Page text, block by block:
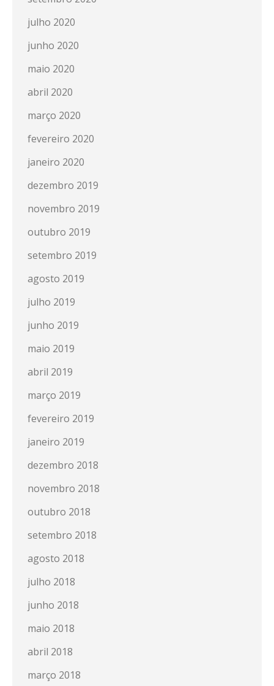
julho 2020
junho 2020
maio 2020
abril 2020
março 2020
fevereiro 2020
janeiro 2020
dezembro 2019
novembro 2019
outubro 2019
setembro 2019
agosto 2019
julho 2019
junho 2019
maio 2019
abril 2019
março 2019
fevereiro 2019
janeiro 2019
dezembro 2018
novembro 2018
outubro 2018
setembro 2018
agosto 2018
julho 2018
junho 2018
maio 2018
abril 2018
março 2018